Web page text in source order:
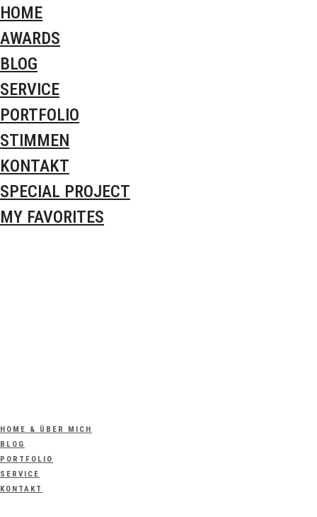
HOME
AWARDS
BLOG
SERVICE
PORTFOLIO
STIMMEN
KONTAKT
SPECIAL PROJECT
MY FAVORITES
HOME & ÜBER MICH
BLOG
PORTFOLIO
SERVICE
KONTAKT